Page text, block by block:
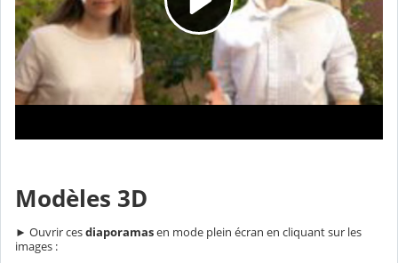
Modèles 3D
► Ouvrir cesdiaporamasen mode plein écran en cliquant sur les
images :